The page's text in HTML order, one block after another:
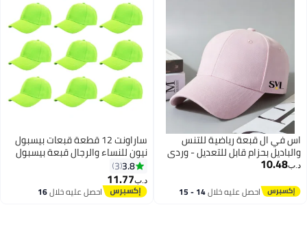
4
اس في ال قبعة رياضية للتنس
والباديل بحزام قابل للتعديل - وردي
فاتح
د.ب‏10.48
احصل عليه خلال 14 - 15
17
ساراونت 12 قطعة قبعات بيسبول
نيون للنساء والرجال قبعة بيسبول
قبعات رياضية قابلة للتعديل للبالغين
للأنشطة الخارجية
3.8
3
د.ب‏11.77
احصل عليه خلال16